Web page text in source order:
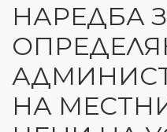
НАРЕДБА
НА